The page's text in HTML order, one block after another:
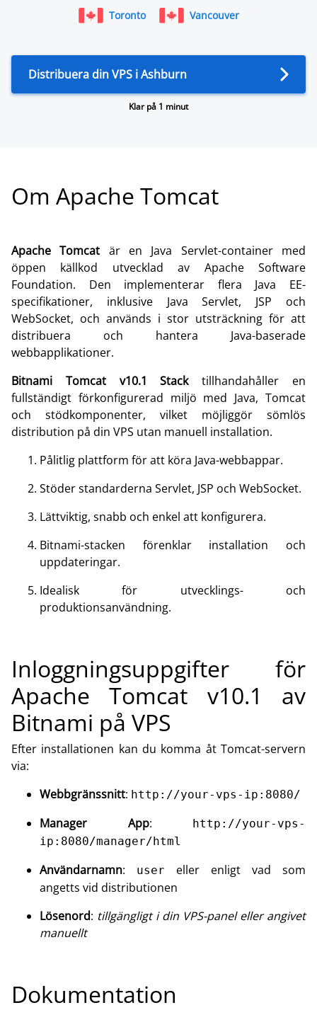
Toronto Vancouver
Distribuera din VPS i Ashburn
Klar på 1 minut
Om Apache Tomcat
Apache Tomcat är en Java Servlet-container med
öppen källkod utvecklad av Apache Software
Foundation. Den implementerar flera Java EE-
specifikationer, inklusive Java Servlet, JSP och
WebSocket, och används i stor utsträckning för att
distribuera och hantera Java-baserade
webbapplikationer.
Bitnami Tomcat v10.1 Stacktillhandahåller en
fullständigt förkonfigurerad miljö med Java, Tomcat
och stödkomponenter, vilket möjliggör sömlös
distribution på din VPS utan manuell installation.
Pålitlig plattform för att köra Java-webbappar.
Stöder standarderna Servlet, JSP och WebSocket.
Lättviktig, snabb och enkel att konfigurera.
Bitnami-stacken förenklar installation och
uppdateringar.
Idealisk för utvecklings- och
produktionsanvändning.
Inloggningsuppgifter för
Apache Tomcat v10.1 av
Bitnami på VPS
Efter installationen kan du komma åt Tomcat-servern
via:
Webbgränssnitt: http://your-vps-ip:8080/
Manager App:
http://your-vps-
ip:8080/manager/html
Användarnamn: user
eller enligt vad som
angetts vid distributionen
Lösenord: tillgängligt i din VPS-panel eller angivet
manuellt
Dokumentation